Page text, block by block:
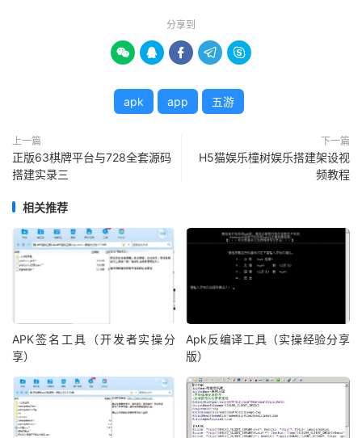
分享到
    
apk app 五游
上一篇
正版63棋牌平台与728全套源码
搭建实录三
下一篇
H5猫娱乐橦树娱乐搭建架设视
频教程
相关推荐
APK签名工具（开发者实操分
享）
Apk反编译工具（实操经验分享
版）